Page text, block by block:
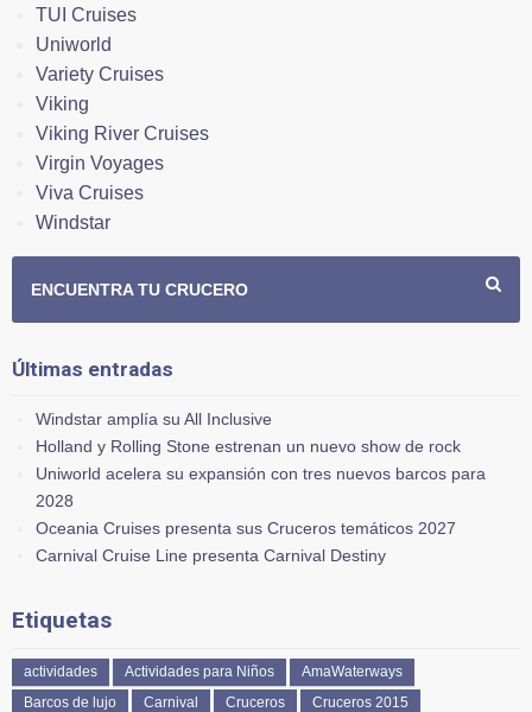
TUI Cruises
Uniworld
Variety Cruises
Viking
Viking River Cruises
Virgin Voyages
Viva Cruises
Windstar
ENCUENTRA TU CRUCERO
Últimas entradas
Windstar amplía su All Inclusive
Holland y Rolling Stone estrenan un nuevo show de rock
Uniworld acelera su expansión con tres nuevos barcos para
2028
Oceania Cruises presenta sus Cruceros temáticos 2027
Carnival Cruise Line presenta Carnival Destiny
Etiquetas
actividades Actividades para Niños
AmaWaterways
Barcos de lujo
Carnival Cruceros
Cruceros 2015